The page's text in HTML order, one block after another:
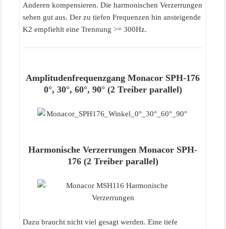
Anderen kompensieren. Die harmonischen Verzerrungen
sehen gut aus. Der zu tiefen Frequenzen hin ansteigende
K2 empfiehlt eine Trennung >= 300Hz.
Amplitudenfrequenzgang Monacor SPH-176
0°, 30°, 60°, 90° (2 Treiber parallel)
Harmonische Verzerrungen Monacor SPH-
176 (2 Treiber parallel)
Dazu braucht nicht viel gesagt werden. Eine tiefe